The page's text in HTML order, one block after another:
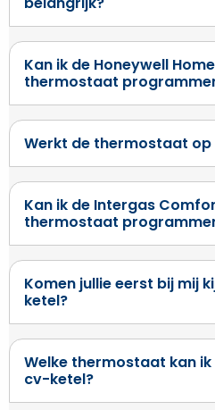
Kan ik de Honeywell
thermostaat
Werkt de thermostaat
Kan ik de Intergas
thermostaat
Komen jullie eerst bij mij
ketel?
Welke thermostaat kan
cv-ketel?